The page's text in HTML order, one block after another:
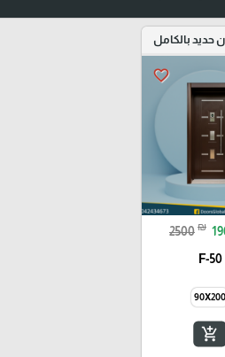
حديد بالكامل
favorite_border
2500 ₪
F-50
90X200
add_shopping_cart